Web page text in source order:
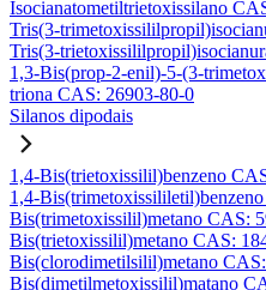
Isocianatometiltrietoxissilano
Tris(3-
Tris(3-
1,3-Bis(prop-2-enil)-5-(3-
triona CAS: 26903-80-0
Silanos dipodais
1,4-Bis(trietoxissilil)benzeno
1,4-
Bis(trimetoxissilil)metano CAS:
Bis(trietoxissilil)metano CAS:
Bis(clorodimetilsilil)metano
Bis(dimetilmetoxissilil)matano